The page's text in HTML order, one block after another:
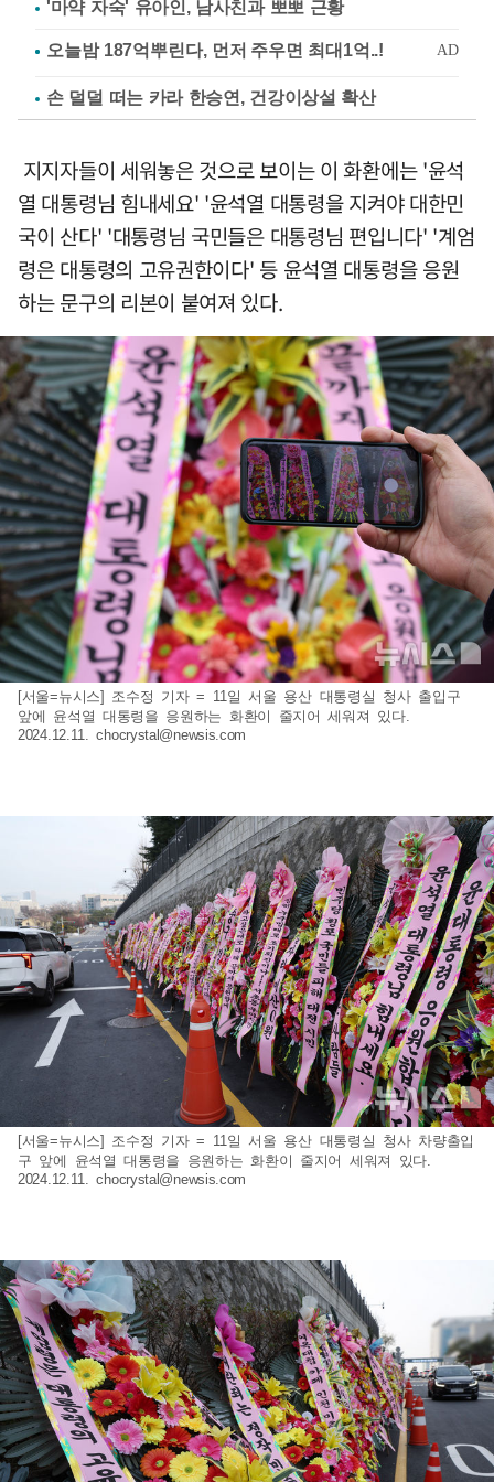
'마약 자숙' 유아인, 남사친과 뽀뽀 근황
손 덜덜 떠는 카라 한승연, 건강이상설 확산
지지자들이 세워놓은 것으로 보이는 이 화환에는 '윤석
열 대통령님 힘내세요' '윤석열 대통령을 지켜야 대한민
국이 산다' '대통령님 국민들은 대통령님 편입니다' '계엄
령은 대통령의 고유권한이다' 등 윤석열 대통령을 응원
하는 문구의 리본이 붙여져 있다.
[서울=뉴시스] 조수정 기자 = 11일 서울 용산 대통령실 청사 출입구
앞에 윤석열 대통령을 응원하는 화환이 줄지어 세워져 있다.
2024.12.11.chocrystal@newsis.com
[서울=뉴시스] 조수정 기자 = 11일 서울 용산 대통령실 청사 차량출입
구 앞에 윤석열 대통령을 응원하는 화환이 줄지어 세워져 있다.
2024.12.11.chocrystal@newsis.com